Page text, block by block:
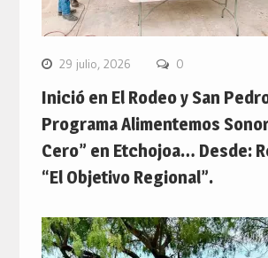
29 julio, 2026 0
Inició en El Rodeo y San
Programa Alimentemos
Cero” en Etchojoa… Desde:
“El Objetivo Regional”.